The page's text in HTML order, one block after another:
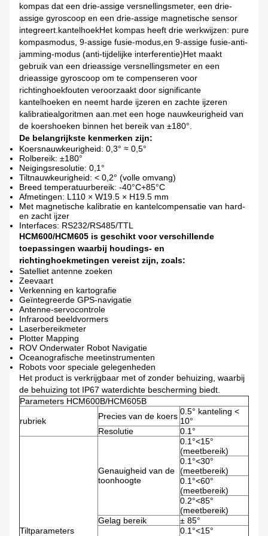
kompas dat een drie-assige versnellingsmeter, een drie-
assige gyroscoop en een drie-assige magnetische sensor
integreert.kantelhoekHet kompas heeft drie werkwijzen: pure
kompasmodus, 9-assige fusie-modus,en 9-assige fusie-anti-
jamming-modus (anti-tijdelijke interferentie)Het maakt
gebruik van een drieassige versnellingsmeter en een
drieassige gyroscoop om te compenseren voor
richtinghoekfouten veroorzaakt door significante
kantelhoeken en neemt harde ijzeren en zachte ijzeren
kalibratiealgoritmen aan.met een hoge nauwkeurigheid van
de koershoeken binnen het bereik van ±180°.
De belangrijkste kenmerken zijn:
Koersnauwkeurigheid: 0,3° ≈ 0,5°
Rolbereik: ±180°
Neigingsresolutie: 0,1°
Tiltnauwkeurigheid: < 0,2° (volle omvang)
Breed temperatuurbereik: -40°C+85°C
Afmetingen: L110 × W19.5 × H19.5 mm
Met magnetische kalibratie en kantelcompensatie van hard-
en zacht ijzer
Interfaces: RS232/RS485/TTL
HCM600/HCM605 is geschikt voor verschillende
toepassingen waarbij houdings- en
richtinghoekmetingen vereist zijn, zoals:
Satelliet antenne zoeken
Zeevaart
Verkenning en kartografie
Geïntegreerde GPS-navigatie
Antenne-servocontrole
Infrarood beeldvormers
Laserbereikmeter
Plotter Mapping
ROV Onderwater Robot Navigatie
Oceanografische meetinstrumenten
Robots voor speciale gelegenheden
Het product is verkrijgbaar met of zonder behuizing, waarbij
de behuizing tot IP67 waterdichte bescherming biedt.
Parameters HCM600B/HCM605B
rubriek Precies van de koers 0.5° kanteling <
10°
Resolutie
0.1°
Tiltparameters
Genauigheid van de
toonhoogte
0.1°<15°
(meetbereik)
0.1°<30°
(meetbereik)
0.1°<60°
(meetbereik)
0.2°<85°
(meetbereik)
Gelag bereik
± 85°
0.1°<15°